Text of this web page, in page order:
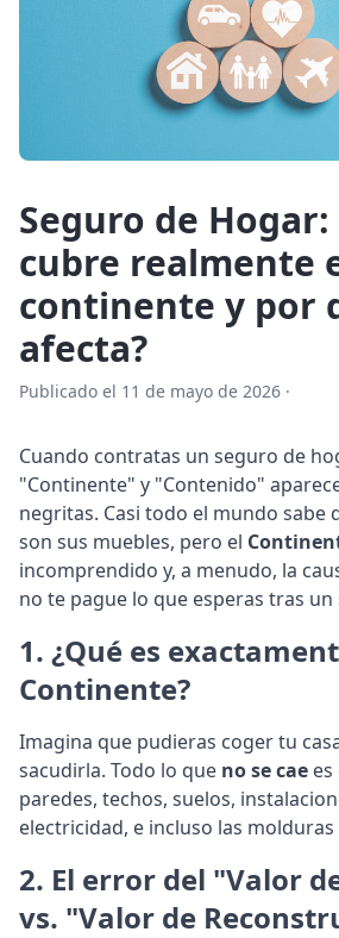
Seguro de Hogar:
cubre realmente
continente y por
afecta?
Publicado el 11 de mayo de 2026 ·
Cuando contratas un seguro de
"Continente" y "Contenido"
negritas. Casi todo el mundo sabe
son sus muebles, pero el
incomprendido y, a menudo, la
no te pague lo que esperas tras
1. ¿Qué es
Continente?
Imagina que pudieras coger tu
sacudirla. Todo lo que no se cae
paredes, techos, suelos,
electricidad, e incluso las
2. El error del "Valor
vs. "Valor de